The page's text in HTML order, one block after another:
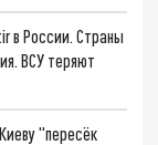
в России. Страны
ВСУ теряют
"пересёк